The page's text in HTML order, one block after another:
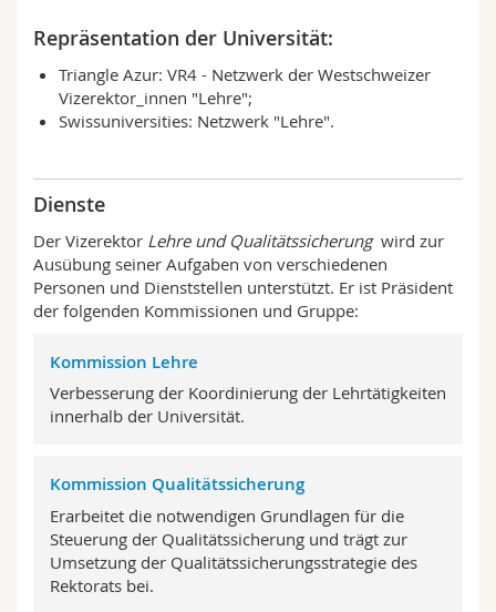
Repräsentation der Universität:
Triangle Azur: VR4 - Netzwerk der Westschweizer
Vizerektor_innen "Lehre";
Swissuniversities: Netzwerk "Lehre".
Dienste
Der Vizerektor Lehre und Qualitätssicherungwird zur
Ausübung seiner Aufgaben von verschiedenen
Personen und Dienststellen unterstützt. Er ist Präsident
der folgenden Kommissionen und Gruppe:
Kommission Lehre
Verbesserung der Koordinierung der Lehrtätigkeiten
innerhalb der Universität.
Kommission Qualitätssicherung
Erarbeitet die notwendigen Grundlagen für die
Steuerung der Qualitätssicherung und trägt zur
Umsetzung der Qualitätssicherungsstrategie des
Rektorats bei.